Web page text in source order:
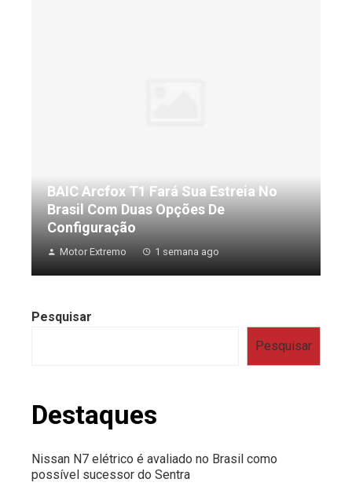
BAIC Arcfox T1 Fará Sua Estreia No
Brasil Com Duas Opções De
Configuração
Motor Extremo 1 semana ago
Pesquisar
Pesquisar
Destaques
Nissan N7 elétrico é avaliado no Brasil como
possível sucessor do Sentra